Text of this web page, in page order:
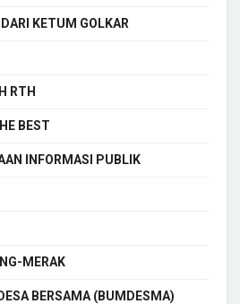
KETUM GOLKAR
RTH
BEST
INFORMASI PUBLIK
MERAK
BERSAMA (BUMDESMA)